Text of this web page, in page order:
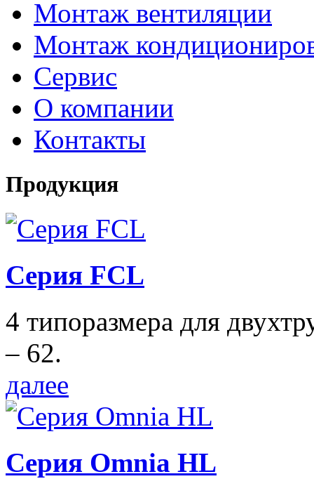
Монтаж вентиляции
Монтаж
Сервис
О компании
Контакты
Продукция
Серия FCL
4 типоразмера для
– 62.
далее
Серия Omnia HL